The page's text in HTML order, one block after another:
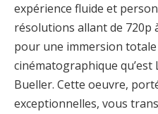
expérience fluide et
résolutions allant de 720p
pour une immersion totale
cinématographique qu’est
Bueller. Cette oeuvre,
exceptionnelles, vous